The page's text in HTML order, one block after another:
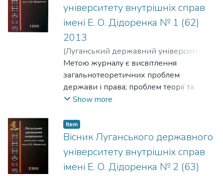
університету внутрішніх справ
імені Е. О. Дідоренка № 1 (62)
2013
(Луганський державний університет
внутрішніх справ імені Е. О. Дідоренка
2013)Колектив авторів;The team of
authors
Метою журналу є висвітлення
загальнотеоретичних проблем
держави і права; проблем теорії та
практики застосування законодавства;
права, адміністративної діяльності
правоохоронних органів; проблем
цивільного, трудового, екологічного та
господарського права; проблем
боротьби зі злочинністю та
Show more
Item
Вісник Луганського державного
університету внутрішніх справ
імені Е. О. Дідоренка № 2 (63)